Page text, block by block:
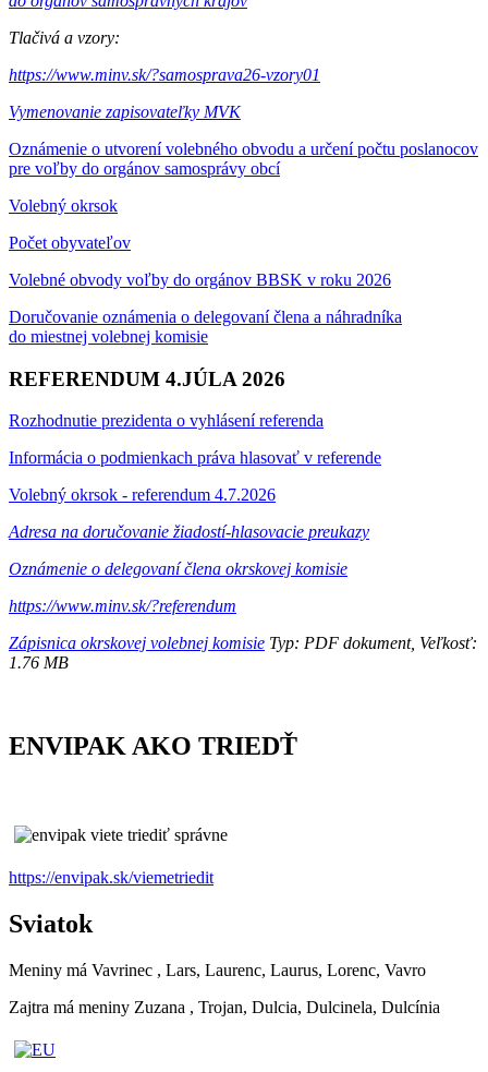
Tlačivá a vzory:
https://www.minv.sk/?samosprava26-vzory01
Vymenovanie zapisovateľky MVK
Oznámenie o utvorení volebného obvodu a určení počtu poslanocov
pre voľby do orgánov samosprávy obcí
Volebný okrsok
Počet obyvateľov
Volebné obvody voľby do orgánov BBSK v roku 2026
Doručovanie oznámenia o delegovaní člena a náhradníka
do miestnej volebnej komisie
REFERENDUM 4.JÚLA 2026
Rozhodnutie prezidenta o vyhlásení referenda
Informácia o podmienkach práva hlasovať v referende
Volebný okrsok - referendum 4.7.2026
Adresa na doručovanie žiadostí-hlasovacie preukazy
Oznámenie o delegovaní člena okrskovej komisie
https://www.minv.sk/?referendum
Zápisnica okrskovej volebnej komisie Typ: PDF dokument, Veľkosť:
1.76 MB
ENVIPAK AKO TRIEDŤ
https://envipak.sk/viemetriedit
Sviatok
Meniny má Vavrinec , Lars, Laurenc, Laurus, Lorenc, Vavro
Zajtra má meniny Zuzana , Trojan, Dulcia, Dulcinela, Dulcínia